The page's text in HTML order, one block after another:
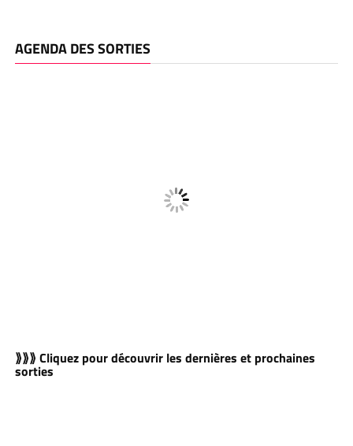
AGENDA DES SORTIES
⟫⟫⟫ Cliquez pour découvrir les dernières et prochaines
sorties